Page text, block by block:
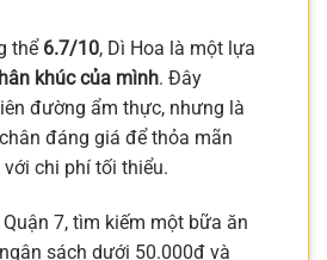
thể 6.7/10, Dì Hoa là một lựa
khúc của mình. Đây
đường ẩm thực, nhưng là
đáng giá để thỏa mãn
chi phí tối thiểu.
7, tìm kiếm một bữa ăn
sách dưới 50.000đ và